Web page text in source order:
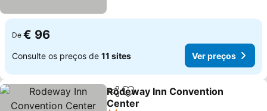
De € 96
Consulte os preços de 11 sites Ver preços
PartilharAdicionar aos favoritos
Rodeway Inn Convention
Center